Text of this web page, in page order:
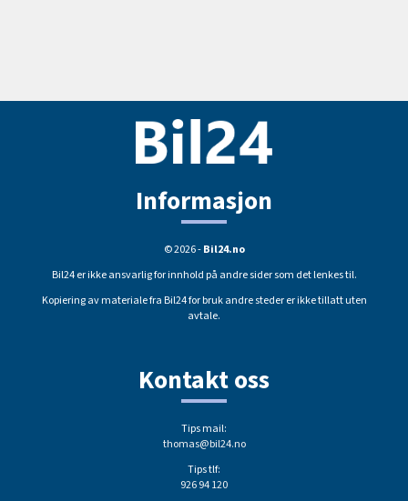
Informasjon
© 2026 -Bil24.no
Bil24 er ikke ansvarlig for innhold på andre sider som det lenkes til.
Kopiering av materiale fra Bil24 for bruk andre steder er ikke tillatt uten
avtale.
Kontakt oss
Tips mail:
thomas@bil24.no
Tips tlf:
926 94 120